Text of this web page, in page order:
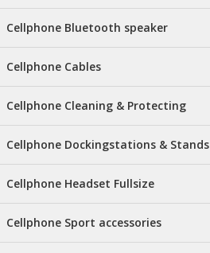
Cellphone Bluetooth speaker
Cellphone Cables
Cellphone Cleaning & Protecting
Cellphone Dockingstations & Stands
Cellphone Headset Fullsize
Cellphone Sport accessories